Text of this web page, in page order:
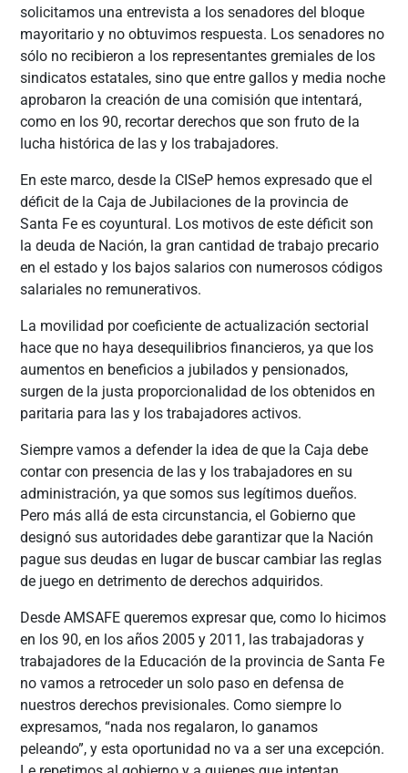
solicitamos una entrevista a los senadores del bloque
mayoritario y no obtuvimos respuesta. Los senadores no
sólo no recibieron a los representantes gremiales de los
sindicatos estatales, sino que entre gallos y media noche
aprobaron la creación de una comisión que intentará,
como en los 90, recortar derechos que son fruto de la
lucha histórica de las y los trabajadores.
En este marco, desde la CISeP hemos expresado que el
déficit de la Caja de Jubilaciones de la provincia de
Santa Fe es coyuntural. Los motivos de este déficit son
la deuda de Nación, la gran cantidad de trabajo precario
en el estado y los bajos salarios con numerosos códigos
salariales no remunerativos.
La movilidad por coeficiente de actualización sectorial
hace que no haya desequilibrios financieros, ya que los
aumentos en beneficios a jubilados y pensionados,
surgen de la justa proporcionalidad de los obtenidos en
paritaria para las y los trabajadores activos.
Siempre vamos a defender la idea de que la Caja debe
contar con presencia de las y los trabajadores en su
administración, ya que somos sus legítimos dueños.
Pero más allá de esta circunstancia, el Gobierno que
designó sus autoridades debe garantizar que la Nación
pague sus deudas en lugar de buscar cambiar las reglas
de juego en detrimento de derechos adquiridos.
Desde AMSAFE queremos expresar que, como lo hicimos
en los 90, en los años 2005 y 2011, las trabajadoras y
trabajadores de la Educación de la provincia de Santa Fe
no vamos a retroceder un solo paso en defensa de
nuestros derechos previsionales. Como siempre lo
expresamos, “nada nos regalaron, lo ganamos
peleando”, y esta oportunidad no va a ser una excepción.